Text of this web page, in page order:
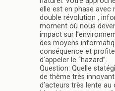
elle est en phase avec
double révolution ,
moment où nous
impact sur
des moyens
conséquence et
d’appeler le “hazard”.
Question: Quelle
de thème très
d’acteurs très lente au